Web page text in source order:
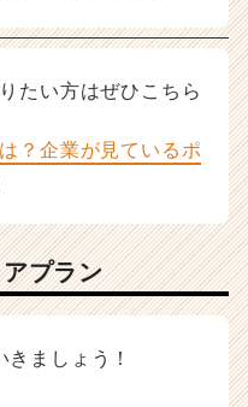
たい方はぜひこちら
？企業が見ているポ
プラン
ましょう！